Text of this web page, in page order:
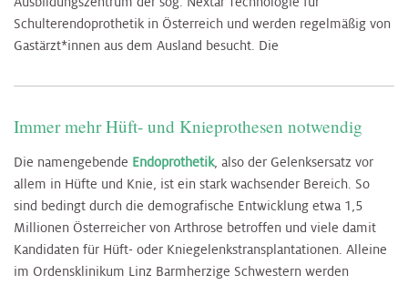
Schulterendoprothetik in Österreich und werden regelmäßig von
Gastärzt*innen aus dem Ausland besucht. Die
Immer mehr Hüft- und Knieprothesen notwendig
Die namengebende Endoprothetik, also der Gelenksersatz vor
allem in Hüfte und Knie, ist ein stark wachsender Bereich. So
sind bedingt durch die demografische Entwicklung etwa 1,5
Millionen Österreicher von Arthrose betroffen und viele damit
Kandidaten für Hüft- oder Kniegelenkstransplantationen. Alleine
im Ordensklinikum Linz Barmherzige Schwestern werden